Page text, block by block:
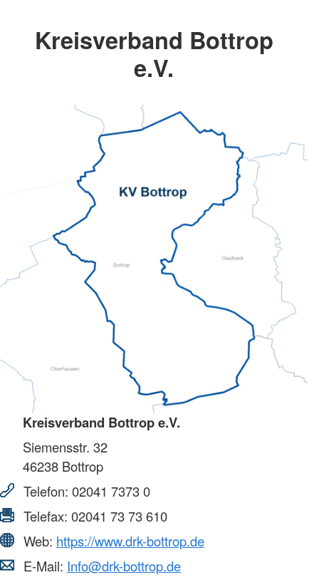
Kreisverband Bottrop
e.V.
Kreisverband Bottrop e.V.
Siemensstr. 32
46238 Bottrop
Telefon: 02041 7373 0
Telefax: 02041 73 73 610
Web: https://www.drk-bottrop.de
E-Mail: Info@drk-bottrop.de